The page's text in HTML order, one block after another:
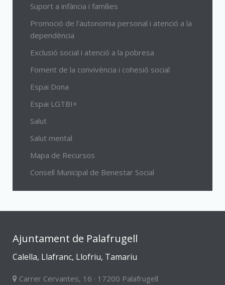
Suport a infància i famílies
Promoció de l'autonomia personal i atenció a la
dependència
Exclusió social i atenció a la pobresa
Foment de la convivència i cohesió social
Espai Dona
Espai LGTBI+
Salut
Salut mental
Mapa de Recursos
Consell Municipal de Benestar Social
Ajuntament de Palafrugell
Calella, Llafranc, Llofriu, Tamariu
Carrer Cervantes, 16 · 17200 Palafrugell